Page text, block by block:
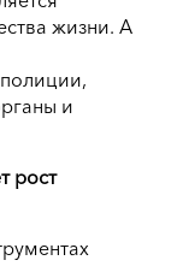
жизни. А
и
рост